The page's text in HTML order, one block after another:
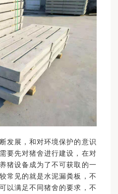
展，和对环境保护的意识
要先对猪舍进行建设，在对
猪设备成为了不可获取的一
常见的就是水泥漏粪板，不
以满足不同猪舍的要求，不